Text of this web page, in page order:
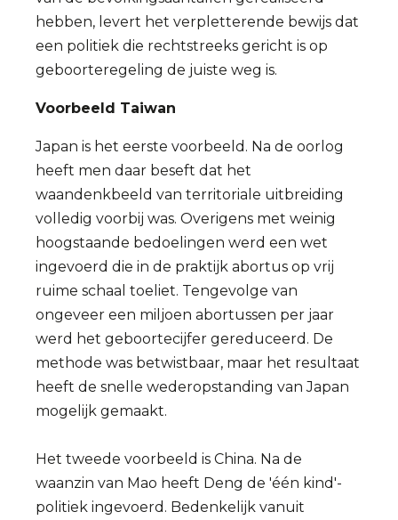
hebben, levert het verpletterende bewijs dat
een politiek die rechtstreeks gericht is op
geboorteregeling de juiste weg is.
Voorbeeld Taiwan
Japan is het eerste voorbeeld. Na de oorlog
heeft men daar beseft dat het
waandenkbeeld van territoriale uitbreiding
volledig voorbij was. Overigens met weinig
hoogstaande bedoelingen werd een wet
ingevoerd die in de praktijk abortus op vrij
ruime schaal toeliet. Tengevolge van
ongeveer een miljoen abortussen per jaar
werd het geboortecijfer gereduceerd. De
methode was betwistbaar, maar het resultaat
heeft de snelle wederopstanding van Japan
mogelijk gemaakt.
Het tweede voorbeeld is China. Na de
waanzin van Mao heeft Deng de 'één kind'-
politiek ingevoerd. Bedenkelijk vanuit